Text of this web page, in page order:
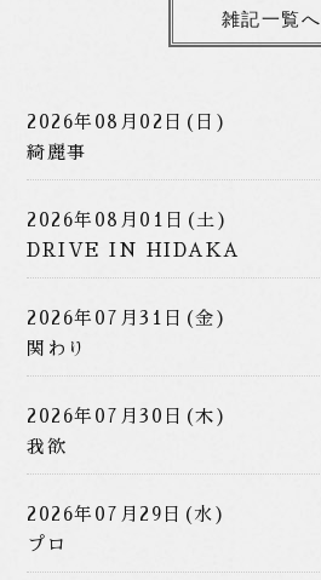
雑記一覧へ
2026年08月02日(日)
綺麗事
2026年08月01日(土)
DRIVE IN HIDAKA
2026年07月31日(金)
関わり
2026年07月30日(木)
我欲
2026年07月29日(水)
プロ